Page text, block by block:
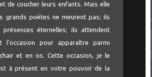
de coucher leurs enfants. Mais elle
grands poètes ne meurent pas; ils
éternelles; ils attendent
l’occasion pour apparaître parmi
et en os. Cette occasion, je le
à présent en votre pouvoir de la